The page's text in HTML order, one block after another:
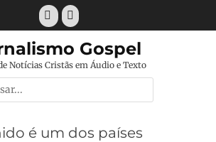
Facebook
E-
mail
Gospel
Notícias Cristãs em Áudio e Texto
é um dos países